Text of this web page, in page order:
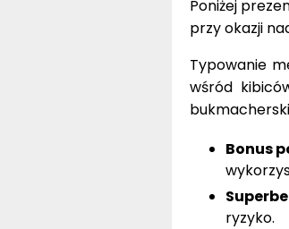
Poniżej
przy okazji
Typowanie
wśród
Bonus
ryzyko.